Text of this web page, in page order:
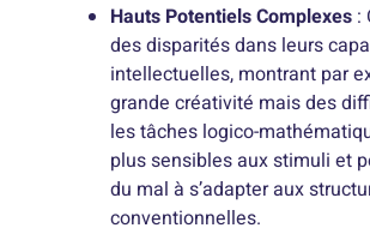
Hauts Potentiels Complexes :
des disparités dans leurs
intellectuelles, montrant par
grande créativité mais des
les tâches logico-
plus sensibles aux stimuli et
du mal à s’adapter aux
conventionnelles.